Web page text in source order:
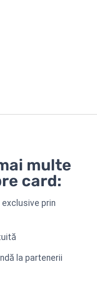
multe
card:
prin
la partenerii